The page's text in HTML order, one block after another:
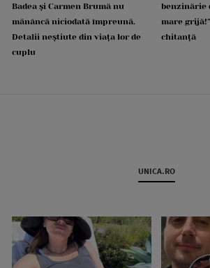
Badea și Carmen Brumă nu
mănâncă niciodată împreună.
Detalii neștiute din viața lor de
cuplu
benzinărie
mare
chitanță
UNICA.RO